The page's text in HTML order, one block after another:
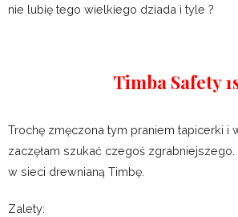
nie lubię tego wielkiego dziada i tyle ?
Timba Safety
Trochę zmęczona tym praniem tapicerki i
zaczęłam szukać czegoś
w sieci drewnianą Timbę.
Zalety: